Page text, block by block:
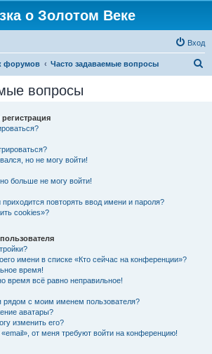
о Золотом Веке
Вход
форумов Часто задаваемые вопросы
вопросы
но не могу войти!
больше не могу войти!
повторять ввод имени и пароля?
cookies»?
имени в списке «Кто сейчас на конференции»?
время!
время всё равно неправильное!
рядом с моим именем пользователя?
аватары?
изменить его?
от меня требуют войти на конференцию!